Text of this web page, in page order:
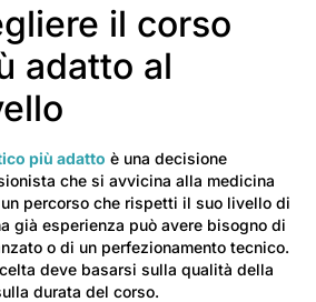
il corso
adatto al
più adatto è una decisione
che si avvicina alla medicina
percorso che rispetti il suo livello di
già esperienza può avere bisogno di
o di un perfezionamento tecnico.
deve basarsi sulla qualità della
durata del corso.